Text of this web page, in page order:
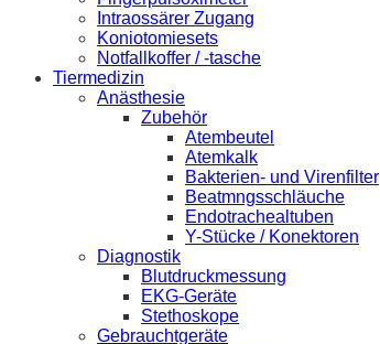
Intraossärer Zugang
Koniotomiesets
Notfallkoffer / -tasche
Tiermedizin
Anästhesie
Zubehör
Atembeutel
Atemkalk
Bakterien- und Virenfilter
Beatmngsschläuche
Endotrachealtuben
Y-Stücke / Konektoren
Diagnostik
Blutdruckmessung
EKG-Geräte
Stethoskope
Gebrauchtgeräte